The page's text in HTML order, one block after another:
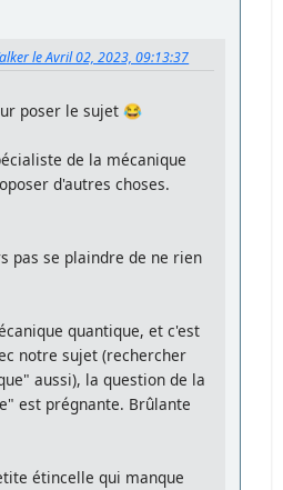
le Avril 02, 2023, 09:13:37
poser le sujet 😂
de la mécanique
d'autres choses.
pas se plaindre de ne rien
quantique, et c'est
notre sujet (rechercher
aussi), la question de la
est prégnante. Brûlante
étincelle qui manque